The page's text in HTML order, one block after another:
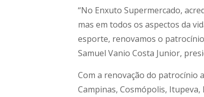
“No Enxuto Supermercado,
mas em todos os aspectos da
esporte, renovamos o
Samuel Vanio Costa Junior,
Com a renovação do patrocínio
Campinas, Cosmópolis,